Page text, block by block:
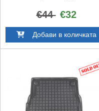
€44 €32
Добави в количката